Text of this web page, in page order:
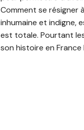
Comment se résigner
inhumaine et indigne,
est totale. Pourtant
son histoire en France